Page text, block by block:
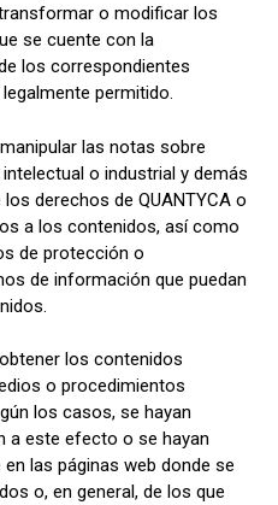
o modificar los
se cuente con la
los correspondientes
permitido.
las notas sobre
o industrial y demás
derechos de QUANTYCA o
a los contenidos, así como
de protección o
de información que puedan
los contenidos
o procedimientos
los casos, se hayan
a este efecto o se hayan
las páginas web donde se
o, en general, de los que